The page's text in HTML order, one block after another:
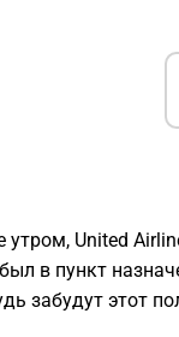
утром, United
в пункт
забудут этот